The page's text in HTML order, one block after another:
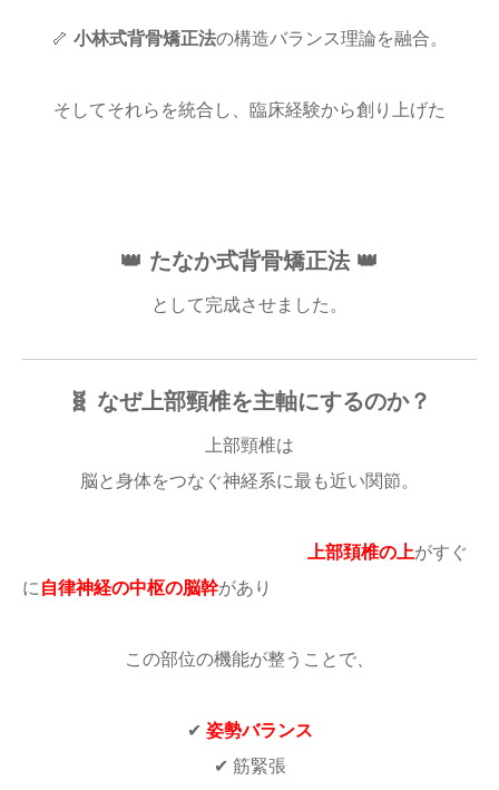
🦴 小林式背骨矯正法の構造バランス理論を融合。
そしてそれらを統合し、臨床経験から創り上げた
👑 たなか式背骨矯正法 👑
として完成させました。
🧬 なぜ上部頸椎を主軸にするのか？
上部頸椎は
脳と身体をつなぐ神経系に最も近い関節。
上部頚椎の上がすぐ
に 自律神経の中枢の脳幹があり
この部位の機能が整うことで、
✔ 姿勢バランス
✔ 筋緊張